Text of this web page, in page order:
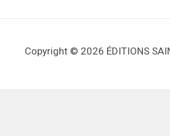
Copyright © 2026 ÉDITIONS